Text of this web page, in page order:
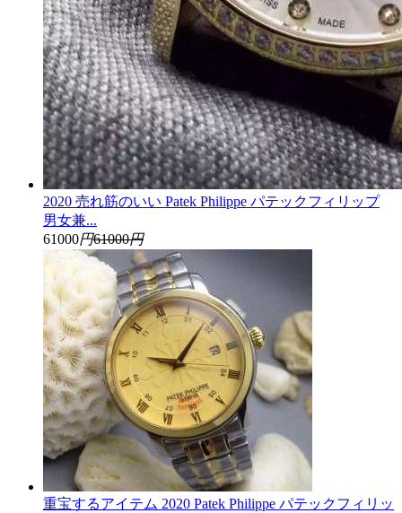
2020 売れ筋のいい Patek Philippe パテックフィリップ
男女兼...
61000円61000円
重宝するアイテム 2020 Patek Philippe パテックフィリッ